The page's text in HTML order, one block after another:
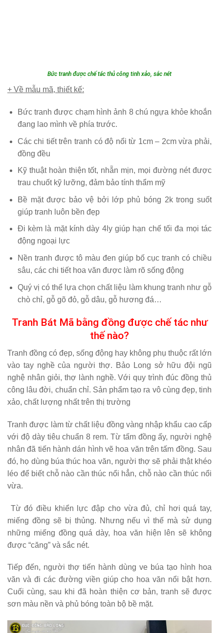
Bức tranh được chế tác thủ công tinh xảo, sắc nét
+ Về mẫu mã, thiết kế:
Bức tranh được chạm hình ảnh 8 chú ngựa khỏe khoắn
đang lao mình về phía trước.
Các chi tiết trên tranh có độ nổi từ 1cm – 2cm vừa phải,
đồng đều
Kỹ thuật hoàn thiện tốt, nhẵn mịn, mọi đường nét được
trau chuốt kỹ lưỡng, đảm bảo tính thẩm mỹ
Bề mặt được bảo vệ bởi lớp phủ bóng 2k trong suốt
giúp tranh luôn bền đẹp
Đi kèm là mặt kính dày 4ly giúp hạn chế tối đa mọi tác
động ngoại lực
Nền tranh được tô màu đen giúp bố cục tranh có chiều
sâu, các chi tiết hoa văn được làm rõ sống động
Quý vị có thể lựa chọn chất liệu làm khung tranh như gỗ
chò chỉ, gỗ gõ đỏ, gỗ dâu, gỗ hương đá…
Tranh Bát Mã bằng đồng được chế tác như
thế nào?
Tranh đồng có đẹp, sống động hay không phụ thuộc rất lớn
vào tay nghề của người thợ. Bảo Long sở hữu đội ngũ
nghệ nhân giỏi, thợ lành nghề. Với quy trình đúc đồng thủ
công lâu đời, chuẩn chỉ. Sản phẩm tạo ra vô cùng đẹp, tinh
xảo, chất lượng nhất trên thị trường
Tranh được làm từ chất liệu đồng vàng nhập khẩu cao cấp
với độ dày tiêu chuẩn 8 rem. Từ tấm đồng ấy, người nghệ
nhân đã tiến hành dán hình vẽ hoa văn trên tấm đồng. Sau
đó, họ dùng búa thúc hoa văn, người thợ sẽ phải thật khéo
léo để biết chỗ nào cần thúc nổi hẳn, chỗ nào cần thúc nổi
vừa.
Từ đó điều khiển lực đập cho vừa đủ, chỉ hơi quá tay,
miếng đồng sẽ bị thủng. Nhưng nếu vì thế mà sử dụng
những miếng đồng quá dày, hoa văn hiện lên sẽ không
được “căng” và sắc nét.
Tiếp đến, người thợ tiến hành dùng ve búa tạo hình hoa
văn và đi các đường viền giúp cho hoa văn nổi bật hơn.
Cuối cùng, sau khi đã hoàn thiện cơ bản, tranh sẽ được
sơn màu nền và phủ bóng toàn bộ bề mặt.